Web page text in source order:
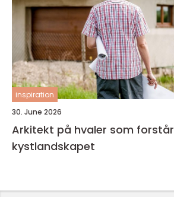
inspiration
30. June 2026
Arkitekt på hvaler som forstår
kystlandskapet